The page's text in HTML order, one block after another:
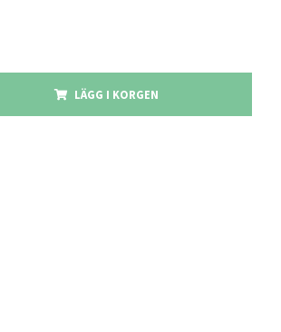
LÄGG I KORGEN